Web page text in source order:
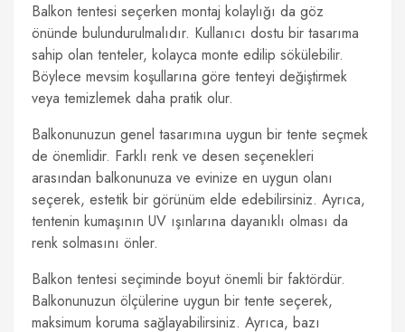
Balkon tentesi seçerken montaj kolaylığı da göz
önünde bulundurulmalıdır. Kullanıcı dostu bir tasarıma
sahip olan tenteler, kolayca monte edilip sökülebilir.
Böylece mevsim koşullarına göre tenteyi değiştirmek
veya temizlemek daha pratik olur.
Balkonunuzun genel tasarımına uygun bir tente seçmek
de önemlidir. Farklı renk ve desen seçenekleri
arasından balkonunuza ve evinize en uygun olanı
seçerek, estetik bir görünüm elde edebilirsiniz. Ayrıca,
tentenin kumaşının UV ışınlarına dayanıklı olması da
renk solmasını önler.
Balkon tentesi seçiminde boyut önemli bir faktördür.
Balkonunuzun ölçülerine uygun bir tente seçerek,
maksimum koruma sağlayabilirsiniz. Ayrıca, bazı